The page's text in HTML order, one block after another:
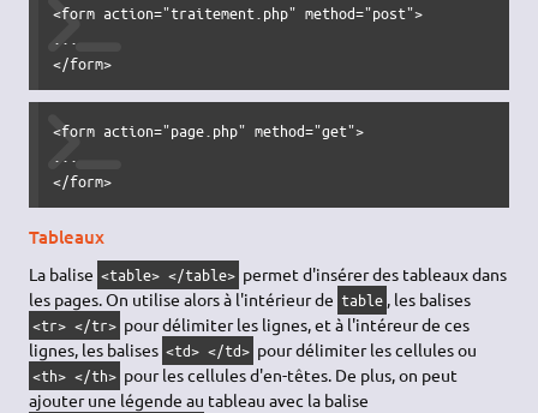
<form action="traitement.php" method="post">
</form>
<form action="page.php" method="get">
</form>
Tableaux
La balise <table> </table> permet d'insérer des tableaux dans
les pages. On utilise alors à l'intérieur de table , les balises
<tr> </tr> pour délimiter les lignes, et à l'intéreur de ces
lignes, les balises <td> </td> pour délimiter les cellules ou
<th> </th> pour les cellules d'en-têtes. De plus, on peut
ajouter une légende au tableau avec la balise